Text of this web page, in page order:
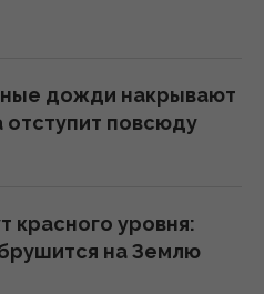
контроля, -
глава Rheinmetall
о
дожди накрывают
отступит повсюду
красного уровня:
на Землю